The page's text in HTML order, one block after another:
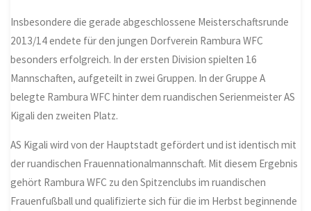
Insbesondere die gerade abgeschlossene Meisterschaftsrunde
2013/14 endete für den jungen Dorfverein Rambura WFC
besonders erfolgreich. In der ersten Division spielten 16
Mannschaften, aufgeteilt in zwei Gruppen. In der Gruppe A
belegte Rambura WFC hinter dem ruandischen Serienmeister AS
Kigali den zweiten Platz.
AS Kigali wird von der Hauptstadt gefördert und ist identisch mit
der ruandischen Frauennationalmannschaft. Mit diesem Ergebnis
gehört Rambura WFC zu den Spitzenclubs im ruandischen
Frauenfußball und qualifizierte sich für die im Herbst beginnende